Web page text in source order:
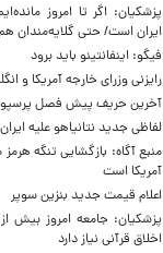
پزشکیان: اگر تا امروز
ایران است/ حتی گلایه‌مندان
فیگو: اینفانتینو باید برود
رایزنی وزرای خارجه آمریکا و
آخرین حریف پیش فصل
لفاظی جدید نتانیاهو علیه ایران
منبع آگاه: بازگشایی تنگه
آمریکا است
اعلام قیمت جدید بنزین سوپر
پزشکیان: جامعه امروز بیش
اخلاق قرآنی نیاز دارد